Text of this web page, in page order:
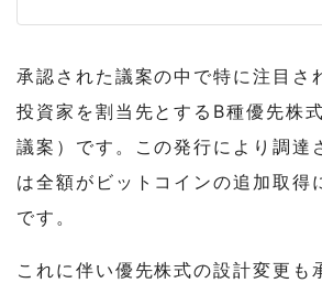
承認された議案の中で特に注目さ
投資家を割当先とするB種優先株
議案）です。この発行により調達
は全額がビットコインの追加取得
です。
これに伴い優先株式の設計変更も